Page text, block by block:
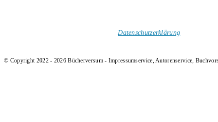
Datenschutzerklärung
© Copyright 2022 - 2026 Bücherversum - Impressumservice, Autorenservice,